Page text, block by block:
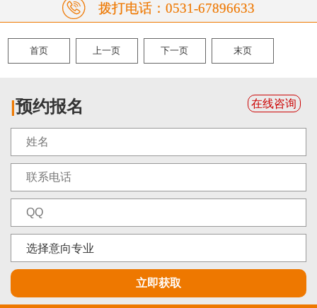
拨打电话：0531-67896633
首页 上一页 下一页 末页
|预约报名 在线咨询